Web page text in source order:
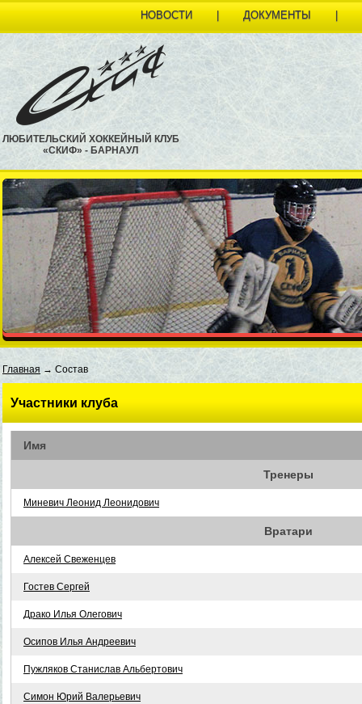
НОВОСТИ | ДОКУМЕНТЫ |
ЛЮБИТЕЛЬСКИЙ ХОККЕЙНЫЙ КЛУБ
«СКИФ» - БАРНАУЛ
Главная → Состав
Участники клуба
Имя
Тренеры
Миневич Леонид Леонидович
Вратари
Алексей Свеженцев
Гостев Сергей
Драко Илья Олегович
Осипов Илья Андреевич
Пужляков Станислав Альбертович
Симон Юрий Валерьевич